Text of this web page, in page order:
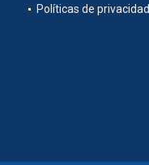
Políticas de privacidad